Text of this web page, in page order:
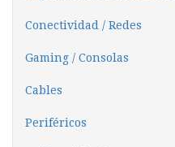
Conectividad / Redes
Gaming / Consolas
Cables
Periféricos